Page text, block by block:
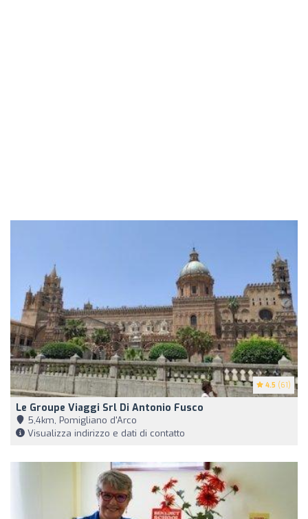
4.5 (61)
Le Groupe Viaggi Srl Di Antonio Fusco
5,4km, Pomigliano d'Arco
Visualizza indirizzo e dati di contatto